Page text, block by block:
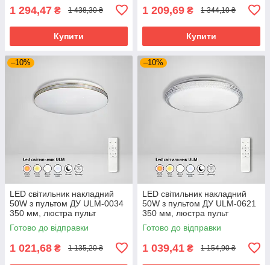
1 294,47 ₴ 1 438,30 ₴
Купити
1 209,69 ₴ 1 344,10 ₴
Купити
–10%
LED світильник накладний
50W з пультом ДУ ULM-0034
350 мм, люстра пульт
дистанційного керування
Готово до відправки
1 021,68 ₴ 1 135,20 ₴
–10%
LED світильник накладний
50W з пультом ДУ ULM-0621
350 мм, люстра пульт
дистанційного керування
Готово до відправки
1 039,41 ₴ 1 154,90 ₴